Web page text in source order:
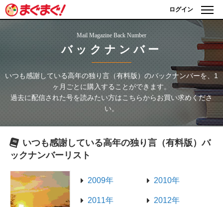
ログイン
Mail Magazine Back Number
バックナンバー
いつも感謝している高年の独り言（有料版） のバックナンバーを、1
ヶ月ごとに購入することができます。
過去に配信された号を読みたい方はこちらからお買い求めくださ
い。
いつも感謝している高年の独り言（有料版）バ
ックナンバーリスト
2009年 2010年
2011年 2012年